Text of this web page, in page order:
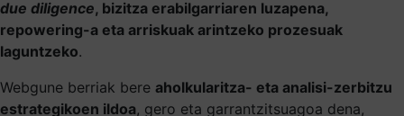
due diligence, bizitza erabilgarriaren luzapena,
repowering-a eta arriskuak arintzeko prozesuak
laguntzeko.
Webgune berriak bere aholkularitza- eta analisi-zerbitzu
estrategikoen ildoa, gero eta garrantzitsuagoa dena,